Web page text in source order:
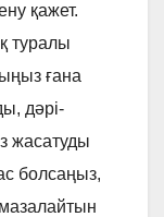
қажет.
туралы
ғана
дәрі-
жасатуды
болсаңыз,